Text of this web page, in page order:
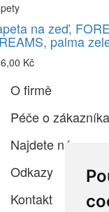
na zeď,
palma
Kč
O firmě
Péče o zákazníka
Najdete nás
Odkazy
Kontakt